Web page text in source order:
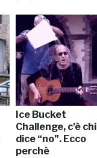
Ice Bucket
Challenge, c’è chi
dice “no”. Ecco
perchè